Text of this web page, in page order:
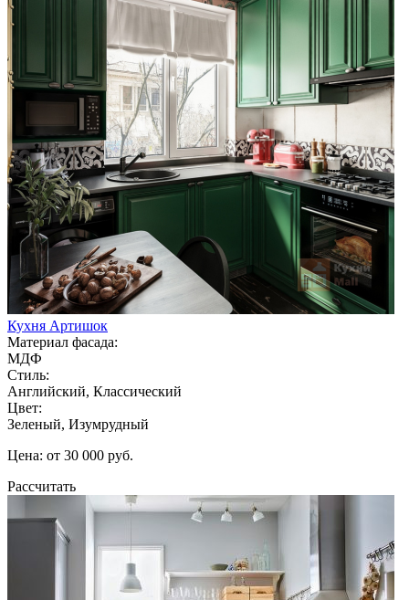
Кухня Артишок
Материал фасада:
МДФ
Стиль:
Английский, Классический
Цвет:
Зеленый, Изумрудный
Цена: от 30 000 руб.
Рассчитать